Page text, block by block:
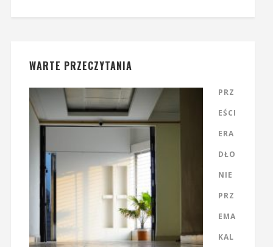
WARTE PRZECZYTANIA
PRZ
EŚCI
ERA
DŁO
NIE
PRZ
EMA
KAL